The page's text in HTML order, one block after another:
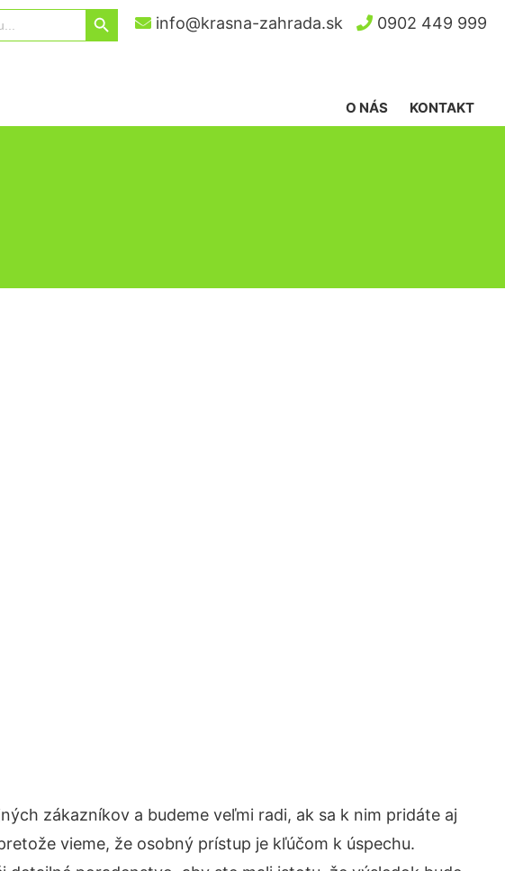
Search Button
info@krasna-zahrada.sk 0902 449 999
KONTAKT
O NÁS
zákazníkov a budeme veľmi radi, ak sa k nim pridáte aj
vieme, že osobný prístup je kľúčom k úspechu.